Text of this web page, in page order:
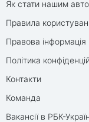
Як стати нашим
Правила
Правова інформація
Політика
Контакти
Команда
Вакансії в РБК-